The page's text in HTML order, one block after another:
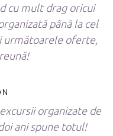
cu mult drag oricui
până la cel
următoarele oferte,
organizate de
ani spune totul!